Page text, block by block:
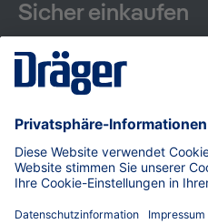
Sicher einkaufen
Communities
Zahlungsarten
Versand